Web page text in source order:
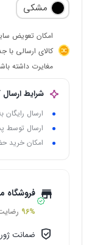
مشکی
امکان تعویض
کالای ارسالی
مغایرت داشته
شرایط ارسال
ارسال رایگان
ارسال توسط
امکان خرید
فروشگاه
96%
ضمانت